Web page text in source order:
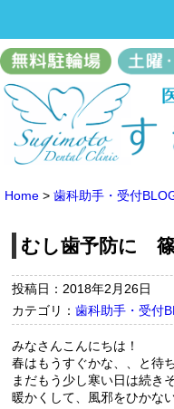
Home > 歯科助手・受付
むし歯予防に
投稿日：2018年2月26日
カテゴリ：歯科助手・受付
みなさんこんにちは！
春はもうすぐかな、、と待
まだもう少し寒い日は続き
暖かくして、風邪をひかな